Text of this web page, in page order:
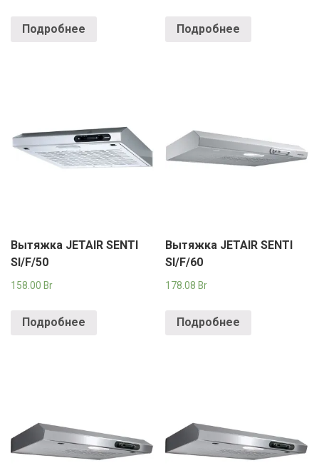
Подробнее Подробнее
Вытяжка JETAIR SENTI
SI/F/50
158.00 Br
Подробнее
Вытяжка JETAIR SENTI
SI/F/60
178.08 Br
Подробнее